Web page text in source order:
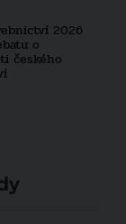
2026
o
českého